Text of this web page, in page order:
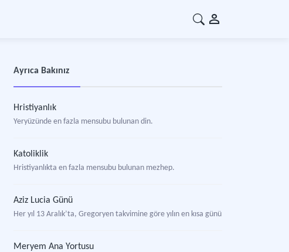
Ayrıca Bakınız
Hristiyanlık
Yeryüzünde en fazla mensubu bulunan din.
Katoliklik
Hristiyanlıkta en fazla mensubu bulunan mezhep.
Aziz Lucia Günü
Her yıl 13 Aralık’ta, Gregoryen takvimine göre yılın en kısa günü olan kış
Meryem Ana Yortusu